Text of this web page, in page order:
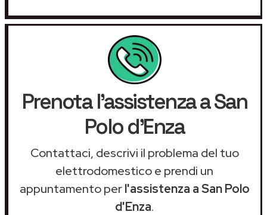
Prenota l'assistenza a San
Polo d'Enza
Contattaci, descrivi il problema del tuo
elettrodomestico e prendi un
appuntamento perl'assistenza a San Polo
d'Enza.